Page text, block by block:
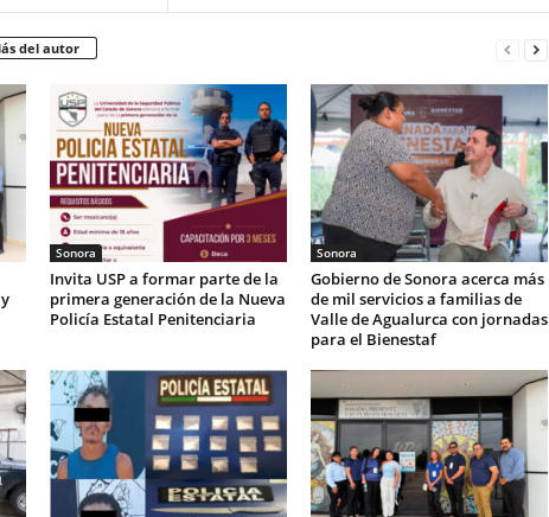
del autor
Sonora
Invita USP a formar parte de la
primera generación de la Nueva
Policía Estatal Penitenciaria
Sonora
Gobierno de Sonora acerca más
de mil servicios a familias de
Valle de Agualurca con jornadas
para el Bienestaf